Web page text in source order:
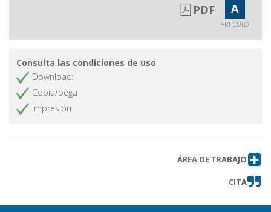
PDF A
ARTÍCULO
Consulta las condiciones de uso
Download
Copia/pega
Impresión
ÁREA DE TRABAJO
CITA